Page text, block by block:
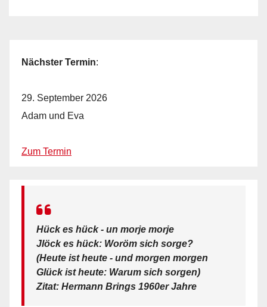
Nächster Termin:
29. September 2026
Adam und Eva
Zum Termin
Hück es hück - un morje morje
Jlöck es hück: Woröm sich sorge?
(Heute ist heute - und morgen morgen
Glück ist heute: Warum sich sorgen)
Zitat: Hermann Brings 1960er Jahre